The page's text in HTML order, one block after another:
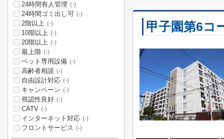
甲子園第6コ
24時間有人管理 (-)
24時間ゴミ出し可 (-)
2階以上 (-)
10階以上 (-)
20階以上 (-)
最上階 (-)
ペット専用設備 (-)
高齢者相談 (-)
自由設計対応 (-)
キャンペーン (-)
視認性良好 (-)
CATV (-)
インターネット対応 (-)
フロントサービス (-)